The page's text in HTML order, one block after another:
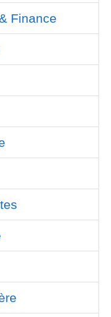
Finance